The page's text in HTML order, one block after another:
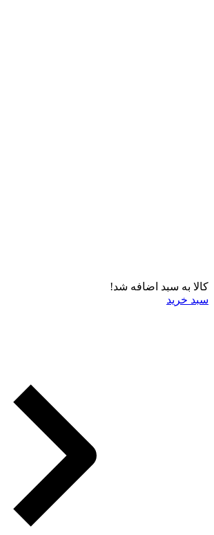
کالا به سبد اضافه شد!
سبد خرید